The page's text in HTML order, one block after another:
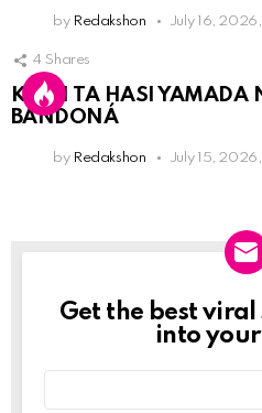
by Redakshon July 16, 2026,
4 Shares
KPCN TA HASI YAMADA
BANDONÁ
by Redakshon July 15,
Newslett
Get the best
into